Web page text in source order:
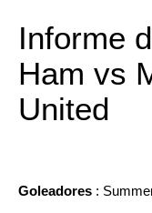
Informe
Ham vs
United
Goleadores :